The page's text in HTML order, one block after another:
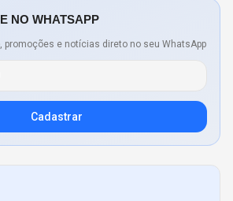
NO WHATSAPP
promoções e notícias direto no seu WhatsApp
Cadastrar